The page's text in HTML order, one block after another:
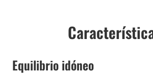
Equilibrio idóneo